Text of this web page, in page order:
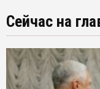
Сейчас на